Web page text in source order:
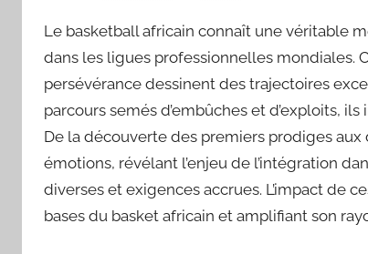
Le basketball africain connaît une véritable
dans les ligues professionnelles mondiales.
persévérance dessinent des trajectoires
parcours semés d’embûches et d’exploits,
De la découverte des premiers prodiges
émotions, révélant l’enjeu de l’intégration
diverses et exigences accrues. L’impact de
bases du basket africain et amplifiant son